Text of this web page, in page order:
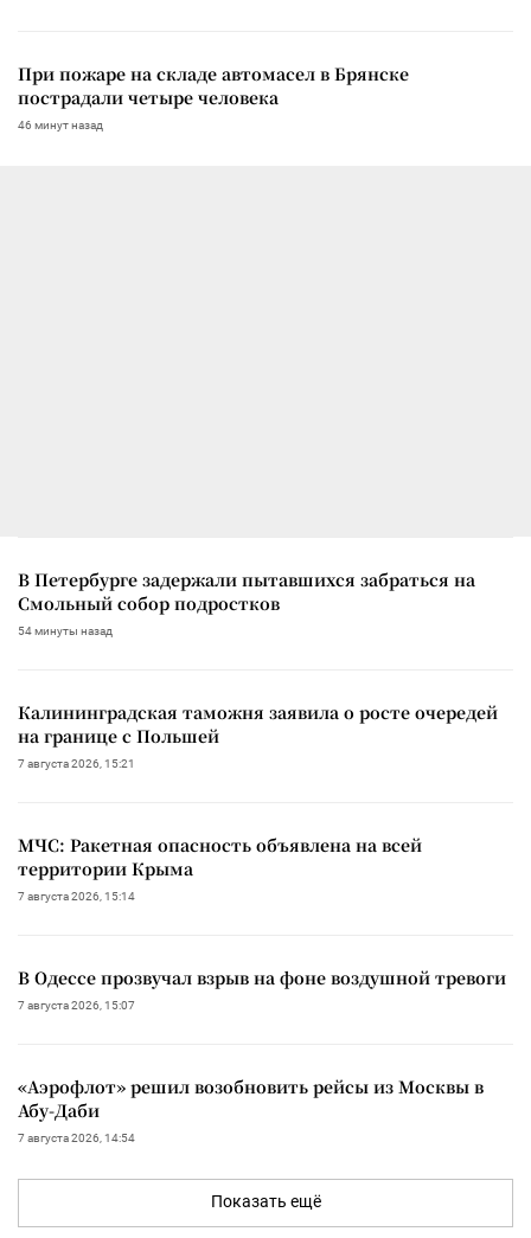
При пожаре на складе автомасел в Брянске
пострадали четыре человека
46 минут назад
В Петербурге задержали пытавшихся забраться на
Смольный собор подростков
54 минуты назад
Калининградская таможня заявила о росте очередей
на границе с Польшей
7 августа 2026, 15:21
МЧС: Ракетная опасность объявлена на всей
территории Крыма
7 августа 2026, 15:14
В Одессе прозвучал взрыв на фоне воздушной тревоги
7 августа 2026, 15:07
«Аэрофлот» решил возобновить рейсы из Москвы в
Абу-Даби
7 августа 2026, 14:54
Показать ещё